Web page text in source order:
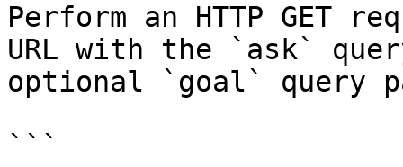
Perform an HTTP GET
URL with the `ask`
optional `goal` query
```